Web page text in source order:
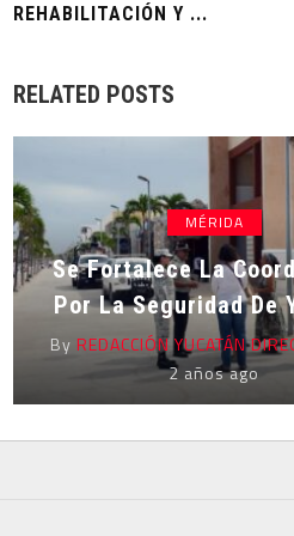
REHABILITACIÓN Y ...
RELATED POSTS
MÉRIDA
Se Fortalece La
Por La Seguridad De
By REDACCIÓN YUCATÁN
2 años ago